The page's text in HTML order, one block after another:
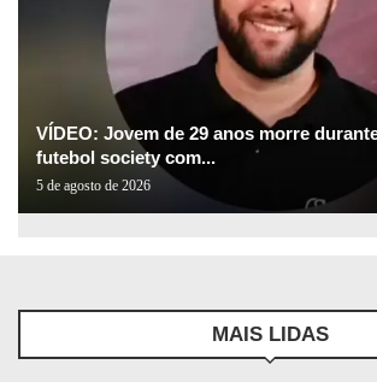
VÍDEO: Jovem de 29 anos morre
futebol society com...
5 de agosto de 2026
MAIS LIDAS